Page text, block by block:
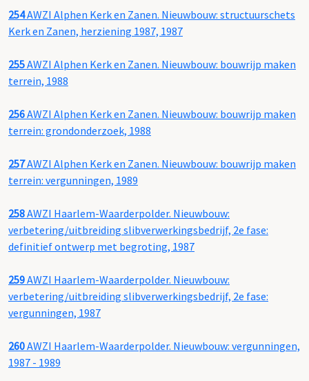
254AWZI Alphen Kerk en Zanen. Nieuwbouw: structuurschets
Kerk en Zanen, herziening 1987, 1987
255AWZI Alphen Kerk en Zanen. Nieuwbouw: bouwrijp maken
terrein, 1988
256AWZI Alphen Kerk en Zanen. Nieuwbouw: bouwrijp maken
terrein: grondonderzoek, 1988
257AWZI Alphen Kerk en Zanen. Nieuwbouw: bouwrijp maken
terrein: vergunningen, 1989
258AWZI Haarlem-Waarderpolder. Nieuwbouw:
verbetering/uitbreiding slibverwerkingsbedrijf, 2e fase:
definitief ontwerp met begroting, 1987
259AWZI Haarlem-Waarderpolder. Nieuwbouw:
verbetering/uitbreiding slibverwerkingsbedrijf, 2e fase:
vergunningen, 1987
260AWZI Haarlem-Waarderpolder. Nieuwbouw: vergunningen,
1987 - 1989